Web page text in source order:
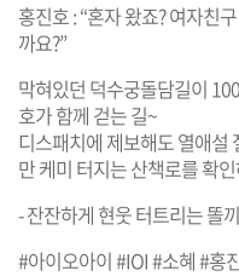
홍진호 : “혼자 왔죠? 여자친
까요?”
막혀있던 덕수궁돌담길이
호가 함께 걷는 길~
디스패치에 제보해도 열애설
만 케미 터지는 산책로를 확
- 잔잔하게 현웃 터트리는 똘
#아이오아이 #IOI #소혜 #홍